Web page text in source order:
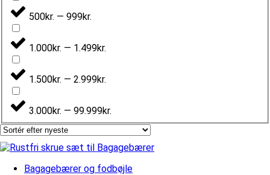
500kr. — 999kr.
1.000kr. — 1.499kr.
1.500kr. — 2.999kr.
3.000kr. — 99.999kr.
Bagagebærer og fodbøjle